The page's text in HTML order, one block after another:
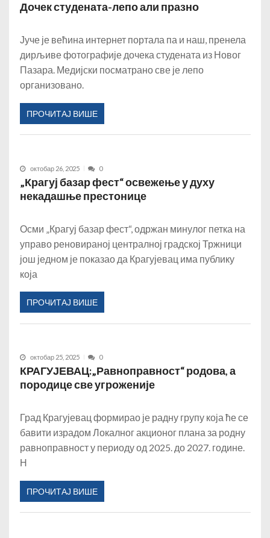
Дочек студената-лепо али празно
Јуче је већина интернет портала па и наш, пренела
дирљиве фотографије дочека студената из Новог
Пазара. Медијски посматрано све је лепо
организовано.
ПРОЧИТАЈ ВИШЕ
октобар 26, 2025 0
„Крагуј базар фест“ освежење у духу
некадашње престонице
Осми „Крагуј базар фест“, одржан минулог петка на
управо реновираној централној градској Тржници
још једном је показао да Крагујевац има публику
која
ПРОЧИТАЈ ВИШЕ
октобар 25, 2025 0
КРАГУЈЕВАЦ:„Равноправност“ родова, а
породице све угроженије
Град Крагујевац формирао је радну групу која ће се
бавити израдом Локалног акционог плана за родну
равноправност у периоду од 2025. до 2027. године.
Н
ПРОЧИТАЈ ВИШЕ